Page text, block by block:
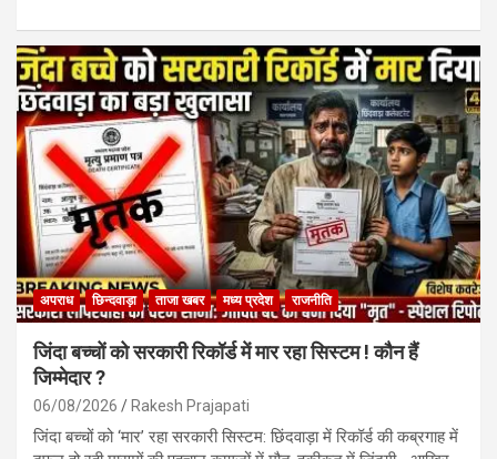
ce
b
o
o
k
at
s
A
p
p
ail ar
e
अपराध छिन्दवाड़ा ताजा खबर मध्य प्रदेश राजनीति
जिंदा बच्चों को सरकारी रिकॉर्ड में मार रहा सिस्टम ! कौन हैं
जिम्मेदार ?
06/08/2026 Rakesh Prajapati
जिंदा बच्चों को ‘मार’ रहा सरकारी सिस्टम: छिंदवाड़ा में रिकॉर्ड की कब्रगाह में